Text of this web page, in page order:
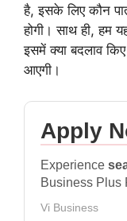
है, इसके लिए कौन
होगी। साथ ही, हम
इसमें क्या बदलाव
आएगी।
Apply
Experience
Business Plus
Vi Business